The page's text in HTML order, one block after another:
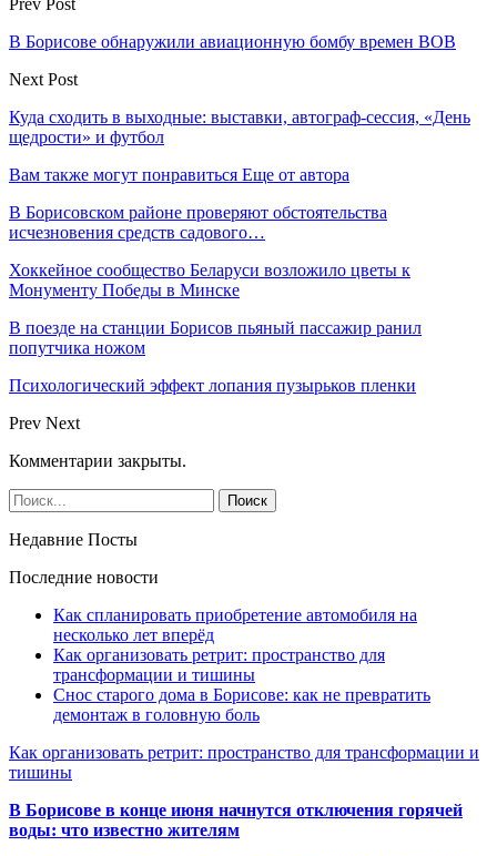
В Борисове обнаружили авиационную бомбу времен ВОВ
Next Post
Куда сходить в выходные: выставки, автограф-сессия, «День
щедрости» и футбол
Вам также могут понравиться Еще от автора
В Борисовском районе проверяют обстоятельства
исчезновения средств садового…
Хоккейное сообщество Беларуси возложило цветы к
Монументу Победы в Минске
В поезде на станции Борисов пьяный пассажир ранил
попутчика ножом
Психологический эффект лопания пузырьков пленки
Prev Next
Комментарии закрыты.
Недавние Посты
Последние новости
Как спланировать приобретение автомобиля на
несколько лет вперёд
Как организовать ретрит: пространство для
трансформации и тишины
Снос старого дома в Борисове: как не превратить
демонтаж в головную боль
Как организовать ретрит: пространство для трансформации и
тишины
В Борисове в конце июня начнутся отключения горячей
воды: что известно жителям